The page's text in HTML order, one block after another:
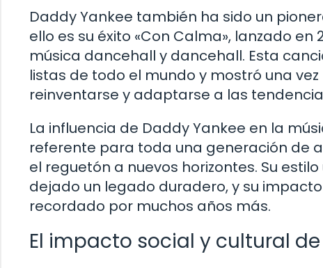
Daddy Yankee también ha sido un
ello es su éxito «Con Calma», lanzado
música dancehall y dancehall. Esta
listas de todo el mundo y mostró una
reinventarse y adaptarse a las
La influencia de Daddy Yankee en la
referente para toda una generación de
el reguetón a nuevos horizontes. Su
dejado un legado duradero, y su
recordado por muchos años más.
El impacto social y cultural